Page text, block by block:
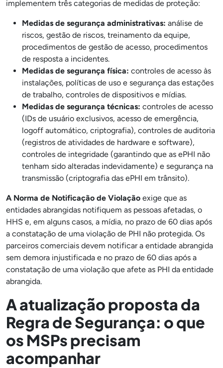
implementem três categorias de medidas de proteção:
Medidas de segurança administrativas: análise de
riscos, gestão de riscos, treinamento da equipe,
procedimentos de gestão de acesso, procedimentos
de resposta a incidentes.
Medidas de segurança física: controles de acesso às
instalações, políticas de uso e segurança das estações
de trabalho, controles de dispositivos e mídias.
Medidas de segurança técnicas: controles de acesso
(IDs de usuário exclusivos, acesso de emergência,
logoff automático, criptografia), controles de auditoria
(registros de atividades de hardware e software),
controles de integridade (garantindo que as ePHI não
tenham sido alteradas indevidamente) e segurança na
transmissão (criptografia das ePHI em trânsito).
A Norma de Notificação de Violação exige que as
entidades abrangidas notifiquem as pessoas afetadas, o
HHS e, em alguns casos, a mídia, no prazo de 60 dias após
a constatação de uma violação de PHI não protegida. Os
parceiros comerciais devem notificar a entidade abrangida
sem demora injustificada e no prazo de 60 dias após a
constatação de uma violação que afete as PHI da entidade
abrangida.
A atualização proposta da
Regra de Segurança: o que
os MSPs precisam
acompanhar